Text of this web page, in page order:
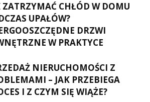
ZATRZYMAĆ CHŁÓD W DOMU
UPAŁÓW?
DRZWI
W PRAKTYCE
NIERUCHOMOŚCI Z
– JAK PRZEBIEGA
I Z CZYM SIĘ WIĄŻE?